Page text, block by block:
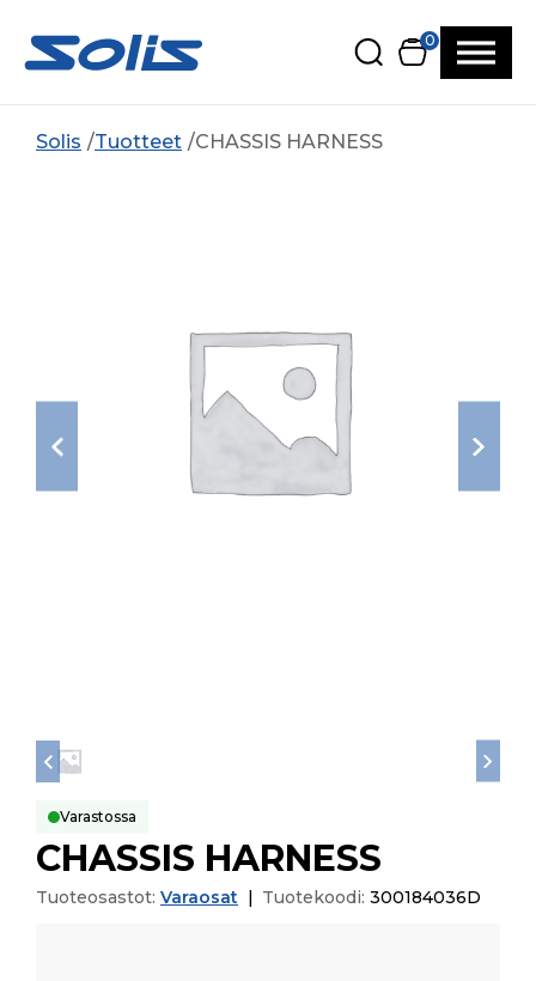
0
Solis Tuotteet CHASSIS HARNESS
Varastossa
CHASSIS HARNESS
Tuoteosastot: Varaosat Tuotekoodi: 300184036D